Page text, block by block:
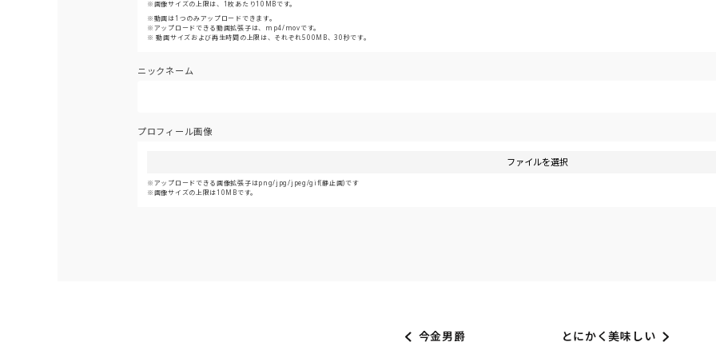
画像サイズの上限は、1枚あたり10MBです。
動画は1つのみアップロードできます。
アップロードできる動画拡張子は、mp4/movです。
動画サイズおよび再生時間の上限は、それぞれ500MB、30秒です。
ニックネーム
プロフィール画像
ファイルを選択
アップロードできる画像拡張子はpng/jpg/jpeg/gif(静止画)です
画像サイズの上限は10MBです。
今金男爵 とにかく美味しい